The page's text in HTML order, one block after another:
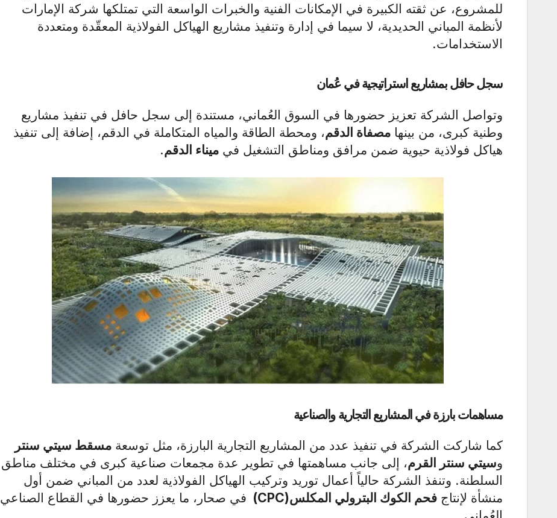
للمشروع، عن ثقته الكبيرة في الإمكانات الفنية والخبرات الواسعة التي تمتلكها شركة الإمارات
لأنظمة المباني الحديدية، لا سيما في إدارة وتنفيذ مشاريع الهياكل الفولاذية المعقّدة ومتعددة
الاستخدامات.
سجل حافل بمشاريع استراتيجية في عُمان
وتواصل الشركة تعزيز حضورها في السوق العُماني، مستندة إلى سجل حافل في تنفيذ مشاريع
وطنية كبرى، من بينها مصفاة الدقم، ومحطة الطاقة والمياه المتكاملة في الدقم، إضافة إلى تنفيذ
هياكل فولاذية حيوية ضمن مرافق ومناطق التشغيل في ميناء الدقم.
مساهمات بارزة في المشاريع التجارية والصناعية
كما شاركت الشركة في تنفيذ عدد من المشاريع التجارية البارزة، مثل توسعة مسقط سيتي سنتر
وسيتي سنتر القرم، إلى جانب مساهمتها في تطوير عدة مجمعات صناعية كبرى في مختلف مناطق
السلطنة. وتنفذ الشركة حالياً أعمال توريد وتركيب الهياكل الفولاذية لعدد من المباني ضمن أول
منشأة لإنتاج فحم الكوك البترولي المكلس(CPC) في صحار، ما يعزز حضورها في القطاع الصناعي